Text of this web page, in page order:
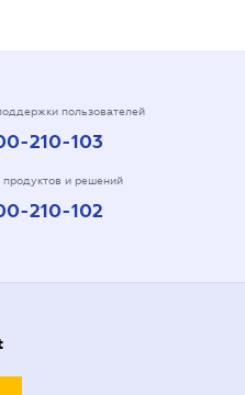
пользователей
210-103
продуктов и решений
210-102